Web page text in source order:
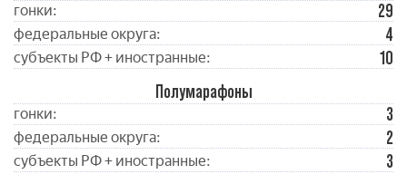
гонки: 29
федеральные округа: 4
субъекты РФ + иностранные:
10
Полумарафоны
гонки: 3
федеральные округа: 2
субъекты РФ + иностранные:
3